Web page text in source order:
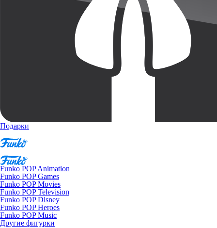
Подарки
Funko POP Animation
Funko POP Games
Funko POP Movies
Funko POP Television
Funko POP Disney
Funko POP Heroes
Funko POP Music
Другие фигурки